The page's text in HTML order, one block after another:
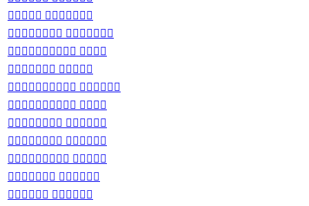
 
 
 
 
 
 
 
 
 
 
 